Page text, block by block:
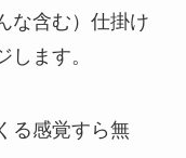
な含む）仕掛け
ます。
る感覚すら無